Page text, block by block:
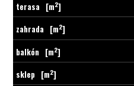
terasa [m2]
zahrada [m2]
balkón [m2]
sklep [m2]